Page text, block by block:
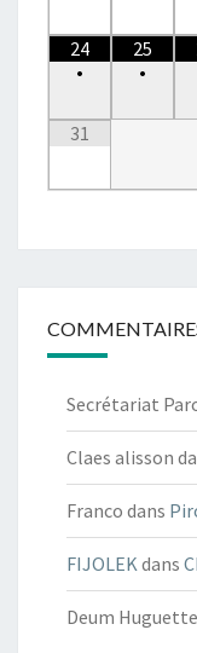
24
•
25
•
31
Secrétariat
Claes alisson
Franco dans
FIJOLEKdans
Deum Huguette